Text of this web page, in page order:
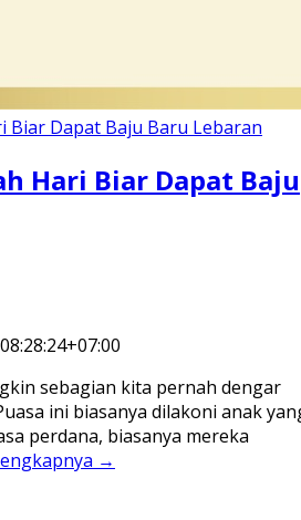
Hari Biar Dapat Baju
sebagian kita pernah dengar
ini biasanya dilakoni anak
perdana, biasanya mereka
→